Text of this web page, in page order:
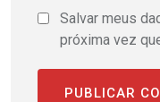
Salvar meus
próxima vez